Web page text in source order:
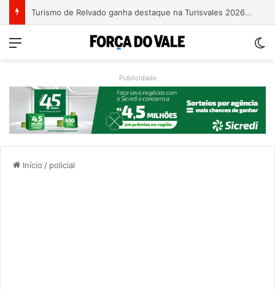
Turismo de Relvado ganha destaque na Turisvales 2026 com apresentação do Caminho da Fé e Devoção
Menu
Publicidade
Início / policial